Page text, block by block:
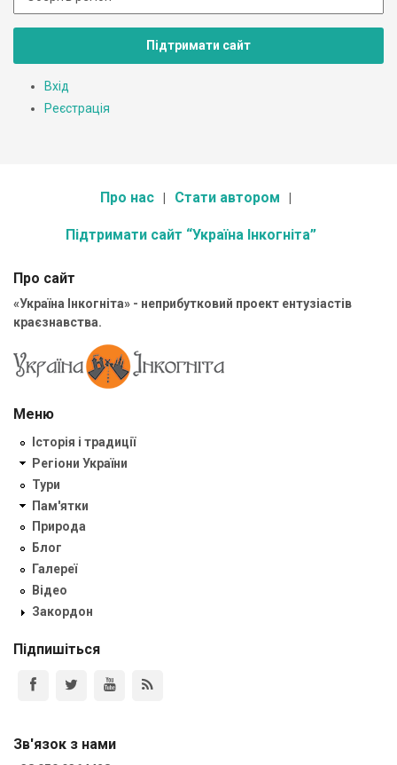
Підтримати сайт
Вхід
Реєстрація
Про нас Стати автором
Підтримати сайт “Україна Інкогніта”
Про сайт
«Україна Інкогніта» - неприбутковий проект ентузіастів
краєзнавства.
Меню
Історія і традиції
Регіони України
Тури
Пам'ятки
Природа
Блог
Галереї
Відео
Закордон
Підпишіться
Зв'язок з нами